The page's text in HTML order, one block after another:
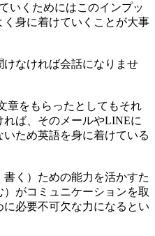
いくためにはこのインプッ
く身に着けていくことが大事
なければ会話になりませ
章をもらったとしてもそれ
ば、そのメールやLINEに
ため英語を身に着けている
く）ための能力を活かすた
がコミュニケーションを取
必要不可欠な力になるとい